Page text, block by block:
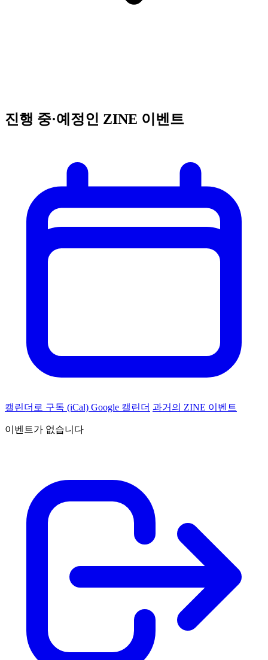
진행 중·예정인 ZINE 이벤트
캘린더로 구독 (iCal) Google 캘린더 과거의 ZINE 이벤트
이벤트가 없습니다